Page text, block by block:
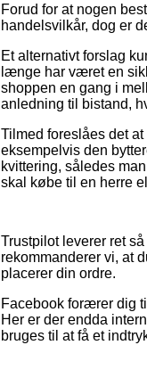
Forud for at nogen
handelsvilkår, dog er
Et alternativt forslag
længe har været en
shoppen en gang i
anledning til bistand,
Tilmed foreslåes det
eksempelvis den
kvittering, således
skal købe til en herre
Trustpilot leverer ret
rekommanderer vi, at
placerer din ordre.
Facebook forærer dig
Her er der endda
bruges til at få et